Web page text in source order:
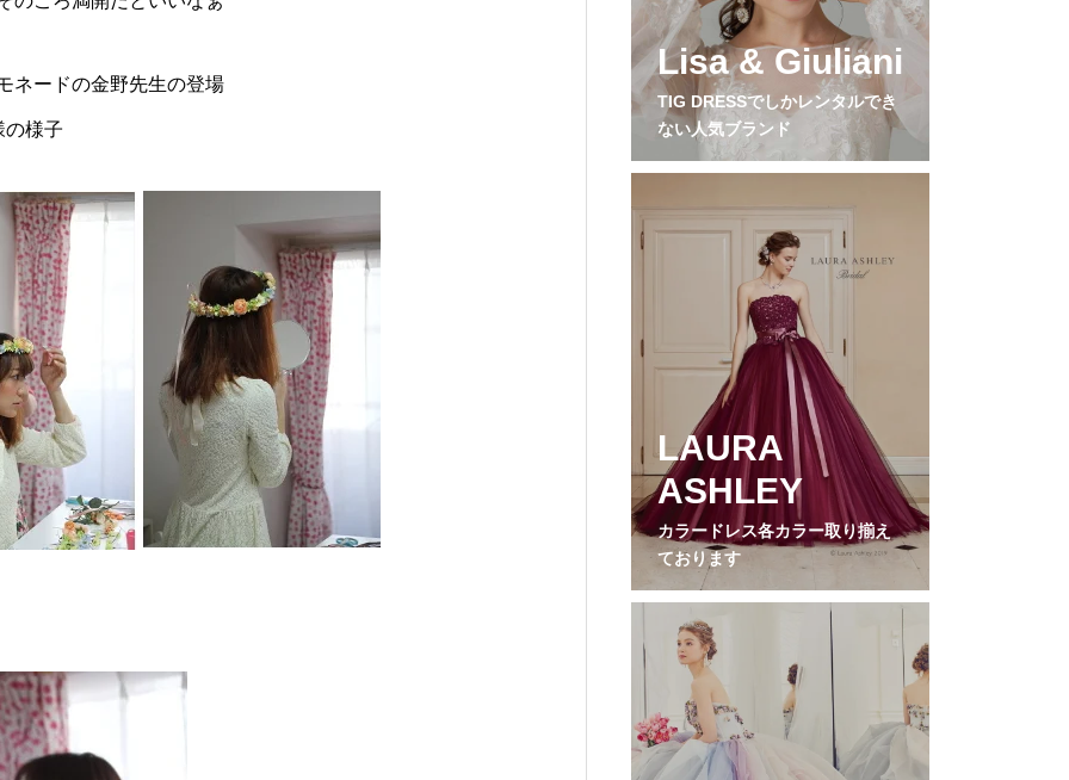
ネードの金野先生の登場
の様子
Lisa & Giuliani
TIG DRESSでしかレンタルでき
ない人気ブランド
LAURA
ASHLEY
カラードレス各カラー取り揃え
ております